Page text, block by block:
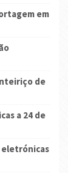
em
de
a 24 de